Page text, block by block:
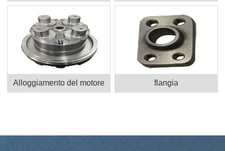
Alloggiamento del motore flangia